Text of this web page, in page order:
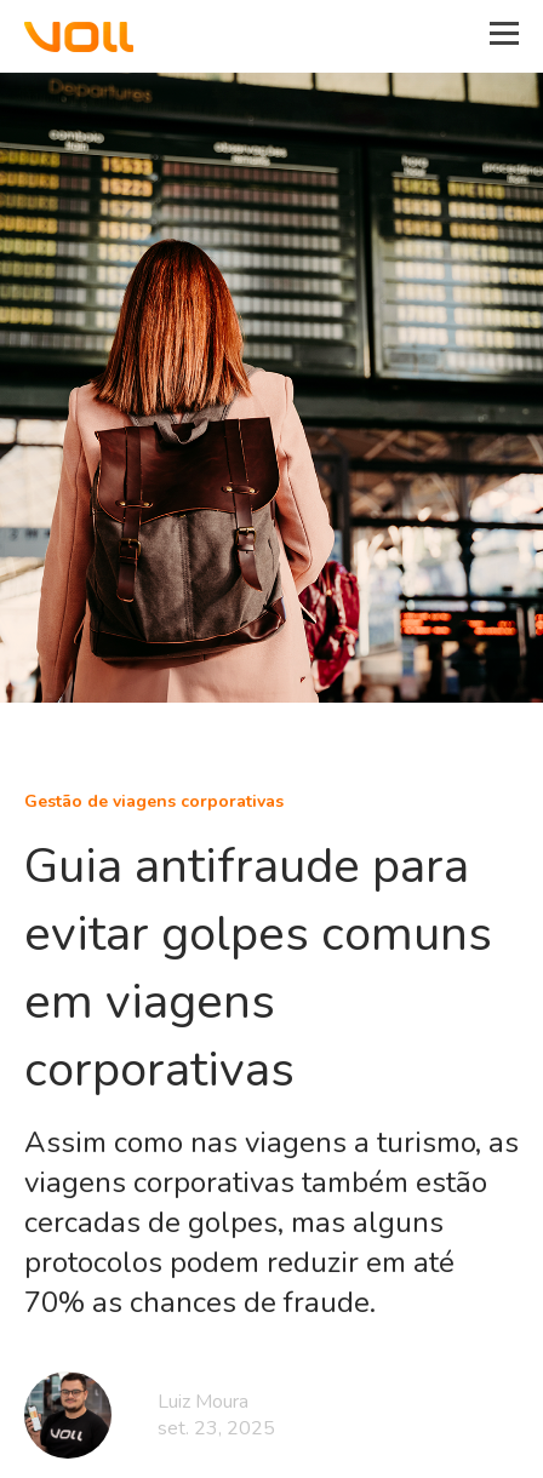
Gestão de viagens corporativas
Guia antifraude para
evitar golpes comuns
em viagens
corporativas
Assim como nas viagens a turismo, as
viagens corporativas também estão
cercadas de golpes, mas alguns
protocolos podem reduzir em até
70% as chances de fraude.
Luiz Moura
set. 23, 2025